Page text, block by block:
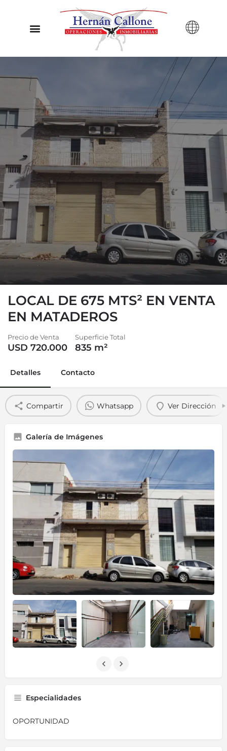
LOCAL DE 675 MTS² EN VENTA
EN MATADEROS
Precio de Venta
USD 720.000
Superficie Total
835 m²
Detalles Contacto
Compartir Whatsapp Ver Dirección
Galería de Imágenes
Especialidades
OPORTUNIDAD